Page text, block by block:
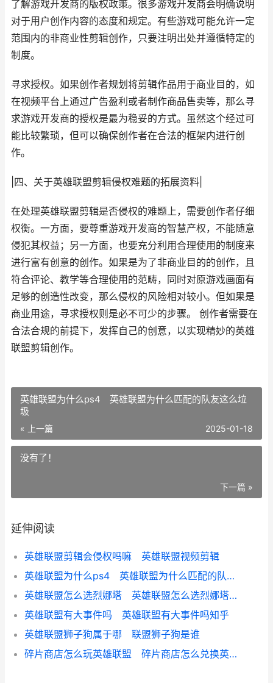
了解游戏开发商的版权政策。很多游戏开发商会明确说明
对于用户创作内容的态度和规定。有些游戏可能允许一定
范围内的非商业性剪辑创作，只要注明出处并遵循特定的
制度。
寻求授权。如果创作者规划将剪辑作品用于商业目的，如
在视频平台上通过广告盈利或者制作商品售卖等，那么寻
求游戏开发商的授权是最为稳妥的方式。虽然这个经过可
能比较繁琐，但可以确保创作者在合法的框架内进行创
作。
|四、关于英雄联盟剪辑侵权难题的拓展资料|
在处理英雄联盟剪辑是否侵权的难题上，需要创作者仔细
权衡。一方面，要尊重游戏开发商的智慧产权，不能随意
侵犯其权益；另一方面，也要充分利用合理使用的制度来
进行富有创意的创作。如果是为了非商业目的的创作，且
符合评论、教学等合理使用的范畴，同时对原游戏画面有
足够的创造性改变，那么侵权的风险相对较小。但如果是
商业用途，寻求授权则是必不可少的步骤。 创作者需要在
合法合规的前提下，发挥自己的创意，以实现精妙的英雄
联盟剪辑创作。
英雄联盟为什么ps4 英雄联盟为什么匹配的队友这么垃
圾
« 上一篇 2025-01-18
没有了！
下一篇 »
延伸阅读
英雄联盟剪辑会侵权吗嘛 英雄联盟视频剪辑
英雄联盟为什么ps4 英雄联盟为什么匹配的队友这么垃圾
英雄联盟怎么选烈娜塔 英雄联盟怎么选烈娜塔皮肤
英雄联盟有大事件吗 英雄联盟有大事件吗知乎
英雄联盟狮子狗属于哪 联盟狮子狗是谁
碎片商店怎么玩英雄联盟 碎片商店怎么兑换英雄